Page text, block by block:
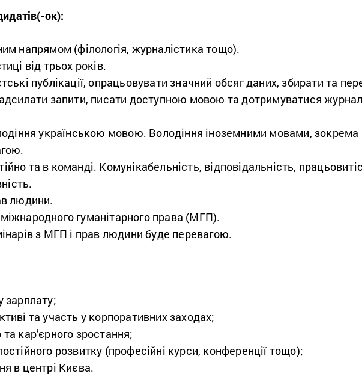
ок):
напрямом (філологія, журналістика тощо).
від трьох років.
публікації, опрацьовувати значний обсяг даних, збирати та
запити, писати доступною мовою та дотримуватися
українською мовою. Володіння іноземними мовами, зокрема
та в команді. Комунікабельність, відповідальність,
людини.
гуманітарного права (МГП).
з МГП і прав людини буде перевагою.
зарплату;
та участь у корпоративних заходах;
кар’єрного зростання;
розвитку (професійні курси, конференції тощо);
в центрі Києва.